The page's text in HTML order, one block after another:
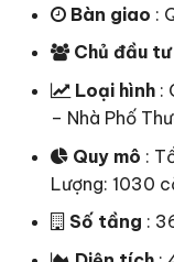
Bàn giao :
Chủ đầu tư
Loại hình:
– Nhà Phố
Quy mô :
Lượng: 1030
Số tầng :